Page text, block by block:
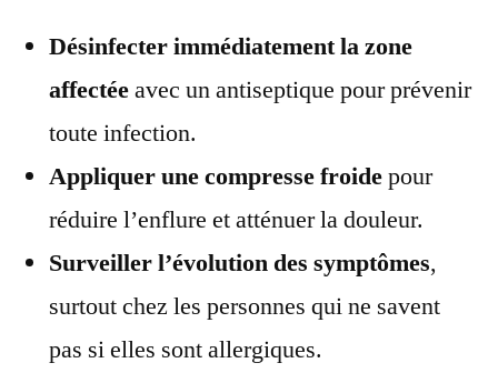
Désinfecter immédiatement la zone
affectéeavec un antiseptique pour prévenir
toute infection.
Appliquer une compresse froidepour
réduire l’enflure et atténuer la douleur.
Surveiller l’évolution des symptômes,
surtout chez les personnes qui ne savent
pas si elles sont allergiques.